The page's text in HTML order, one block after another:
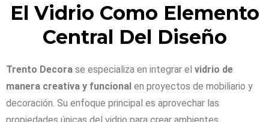
El Vidrio Como Elemento
Central Del Diseño
Trento Decora se especializa en integrar el vidrio de
manera creativa y funcional en proyectos de mobiliario y
decoración. Su enfoque principal es aprovechar las